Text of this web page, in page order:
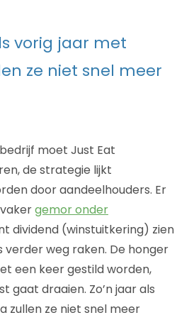
vorig jaar met
ze niet snel meer
moet Just Eat
de strategie lijkt
door aandeelhouders. Er
gemor onder
dividend (winstuitkering) zien
verder weg raken. De honger
een keer gestild worden,
gaat draaien. Zo’n jaar als
zullen ze niet snel meer